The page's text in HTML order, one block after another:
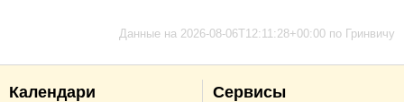
Данные на 2026-08-06T12:11:28+00:00 по Гринвичу
Календари Сервисы